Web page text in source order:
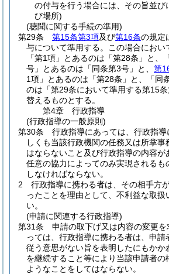
の付与を行う場合には、その旨並び
び場所)
(聴聞に関する手続の準用)
第29条
第15条第3項及び第16条の規定
与について準用する。
この場合におい
「第1項」とあるのは「第28条」と、
号」とあるのは「同条第3号」と、 第
1項」とあるのは「第28条」と、「同
のは「第29条において準用する第15
替えるものとする。
第4章
行政指導
(行政指導の一般原則)
第30条
行政指導にあっては、行政指
しくも当該行政機関の任務又は所掌事
はならないこと及び行政指導の内容が
任意の協力によってのみ実現されるも
しなければならない。
2
行政指導に携わる者は、その相手方
ったことを理由として、不利益な取扱
い。
(申請に関連する行政指導)
第31条
申請の取下げ又は内容の変更
っては、行政指導に携わる者は、申請
従う意思がない旨を表明したにもかか
を継続すること等により当該申請者の
ようなことをしてはならない。